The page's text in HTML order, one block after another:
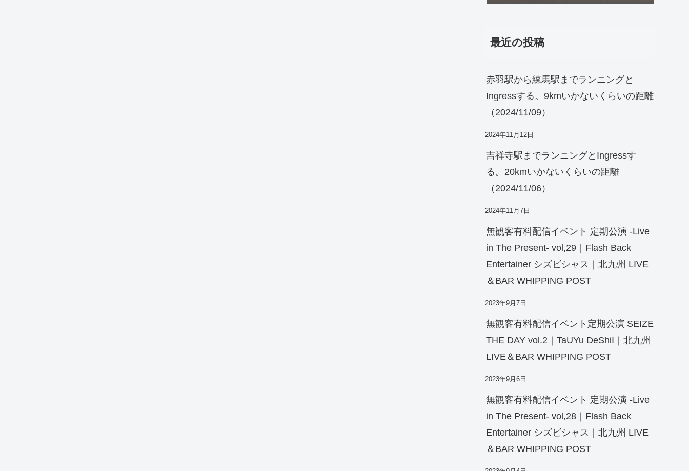
最近の投稿
赤羽駅から練馬駅までランニングと
Ingressする。9kmいかないくらいの距離
（2024/11/09）
2024年11月12日
吉祥寺駅までランニングとIngressす
る。20kmいかないくらいの距離
（2024/11/06）
2024年11月7日
無観客有料配信イベント 定期公演 -Live
in The Present- vol,29｜Flash Back
Entertainer シズビシャス｜北九州 LIVE
＆BAR WHIPPING POST
2023年9月7日
無観客有料配信イベント定期公演 SEIZE
THE DAY vol.2｜TaUYu DeShiI｜北九州
LIVE＆BAR WHIPPING POST
2023年9月6日
無観客有料配信イベント 定期公演 -Live
in The Present- vol,28｜Flash Back
Entertainer シズビシャス｜北九州 LIVE
＆BAR WHIPPING POST